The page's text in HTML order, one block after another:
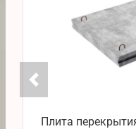
Плита